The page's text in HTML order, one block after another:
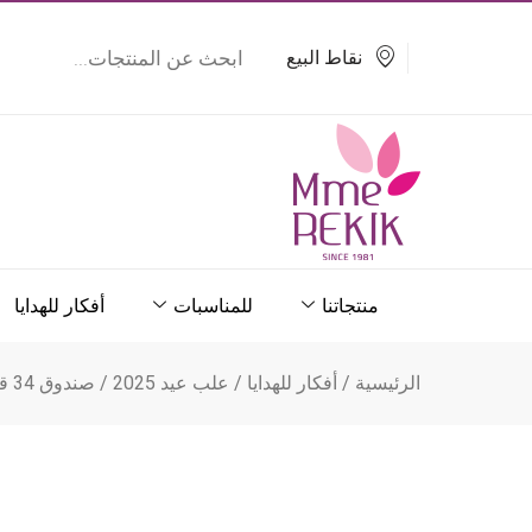
نقاط البيع
منتجاتنا للمناسبات أفكار للهدايا
الرئيسية / أفكار للهدايا / علب عيد 2025 / صندوق 34 قطعة